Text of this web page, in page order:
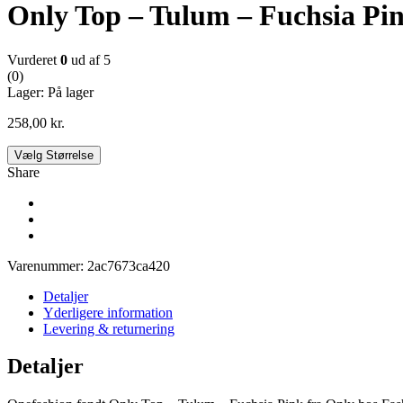
Only Top – Tulum – Fuchsia
Vurderet 0 ud af 5
(0)
Lager: På lager
258,00 kr.
Vælg Størrelse
Share
Varenummer: 2ac7673ca420
Detaljer
Yderligere information
Levering & returnering
Detaljer